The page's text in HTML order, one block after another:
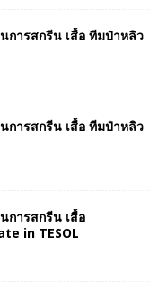
การสกรีน เสื้อ ทีมป๋าหลิว
การสกรีน เสื้อ ทีมป๋าหลิว
การสกรีน เสื้อ
in TESOL